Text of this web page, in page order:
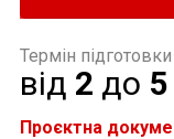
Термін
від 2 до 5
Проєктна